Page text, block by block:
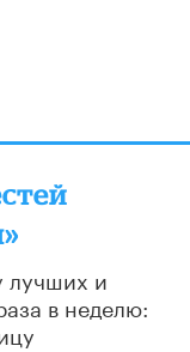
лучших и
в неделю: